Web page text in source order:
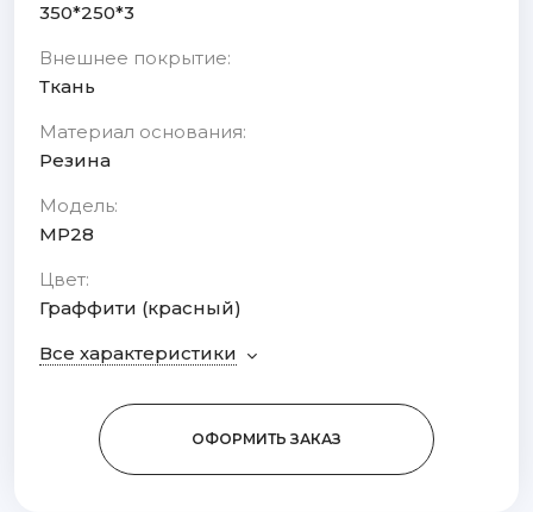
350*250*3
Внешнее покрытие:
Ткань
Материал основания:
Резина
Модель:
MP28
Цвет:
Граффити (красный)
Все характеристики
ОФОРМИТЬ ЗАКАЗ